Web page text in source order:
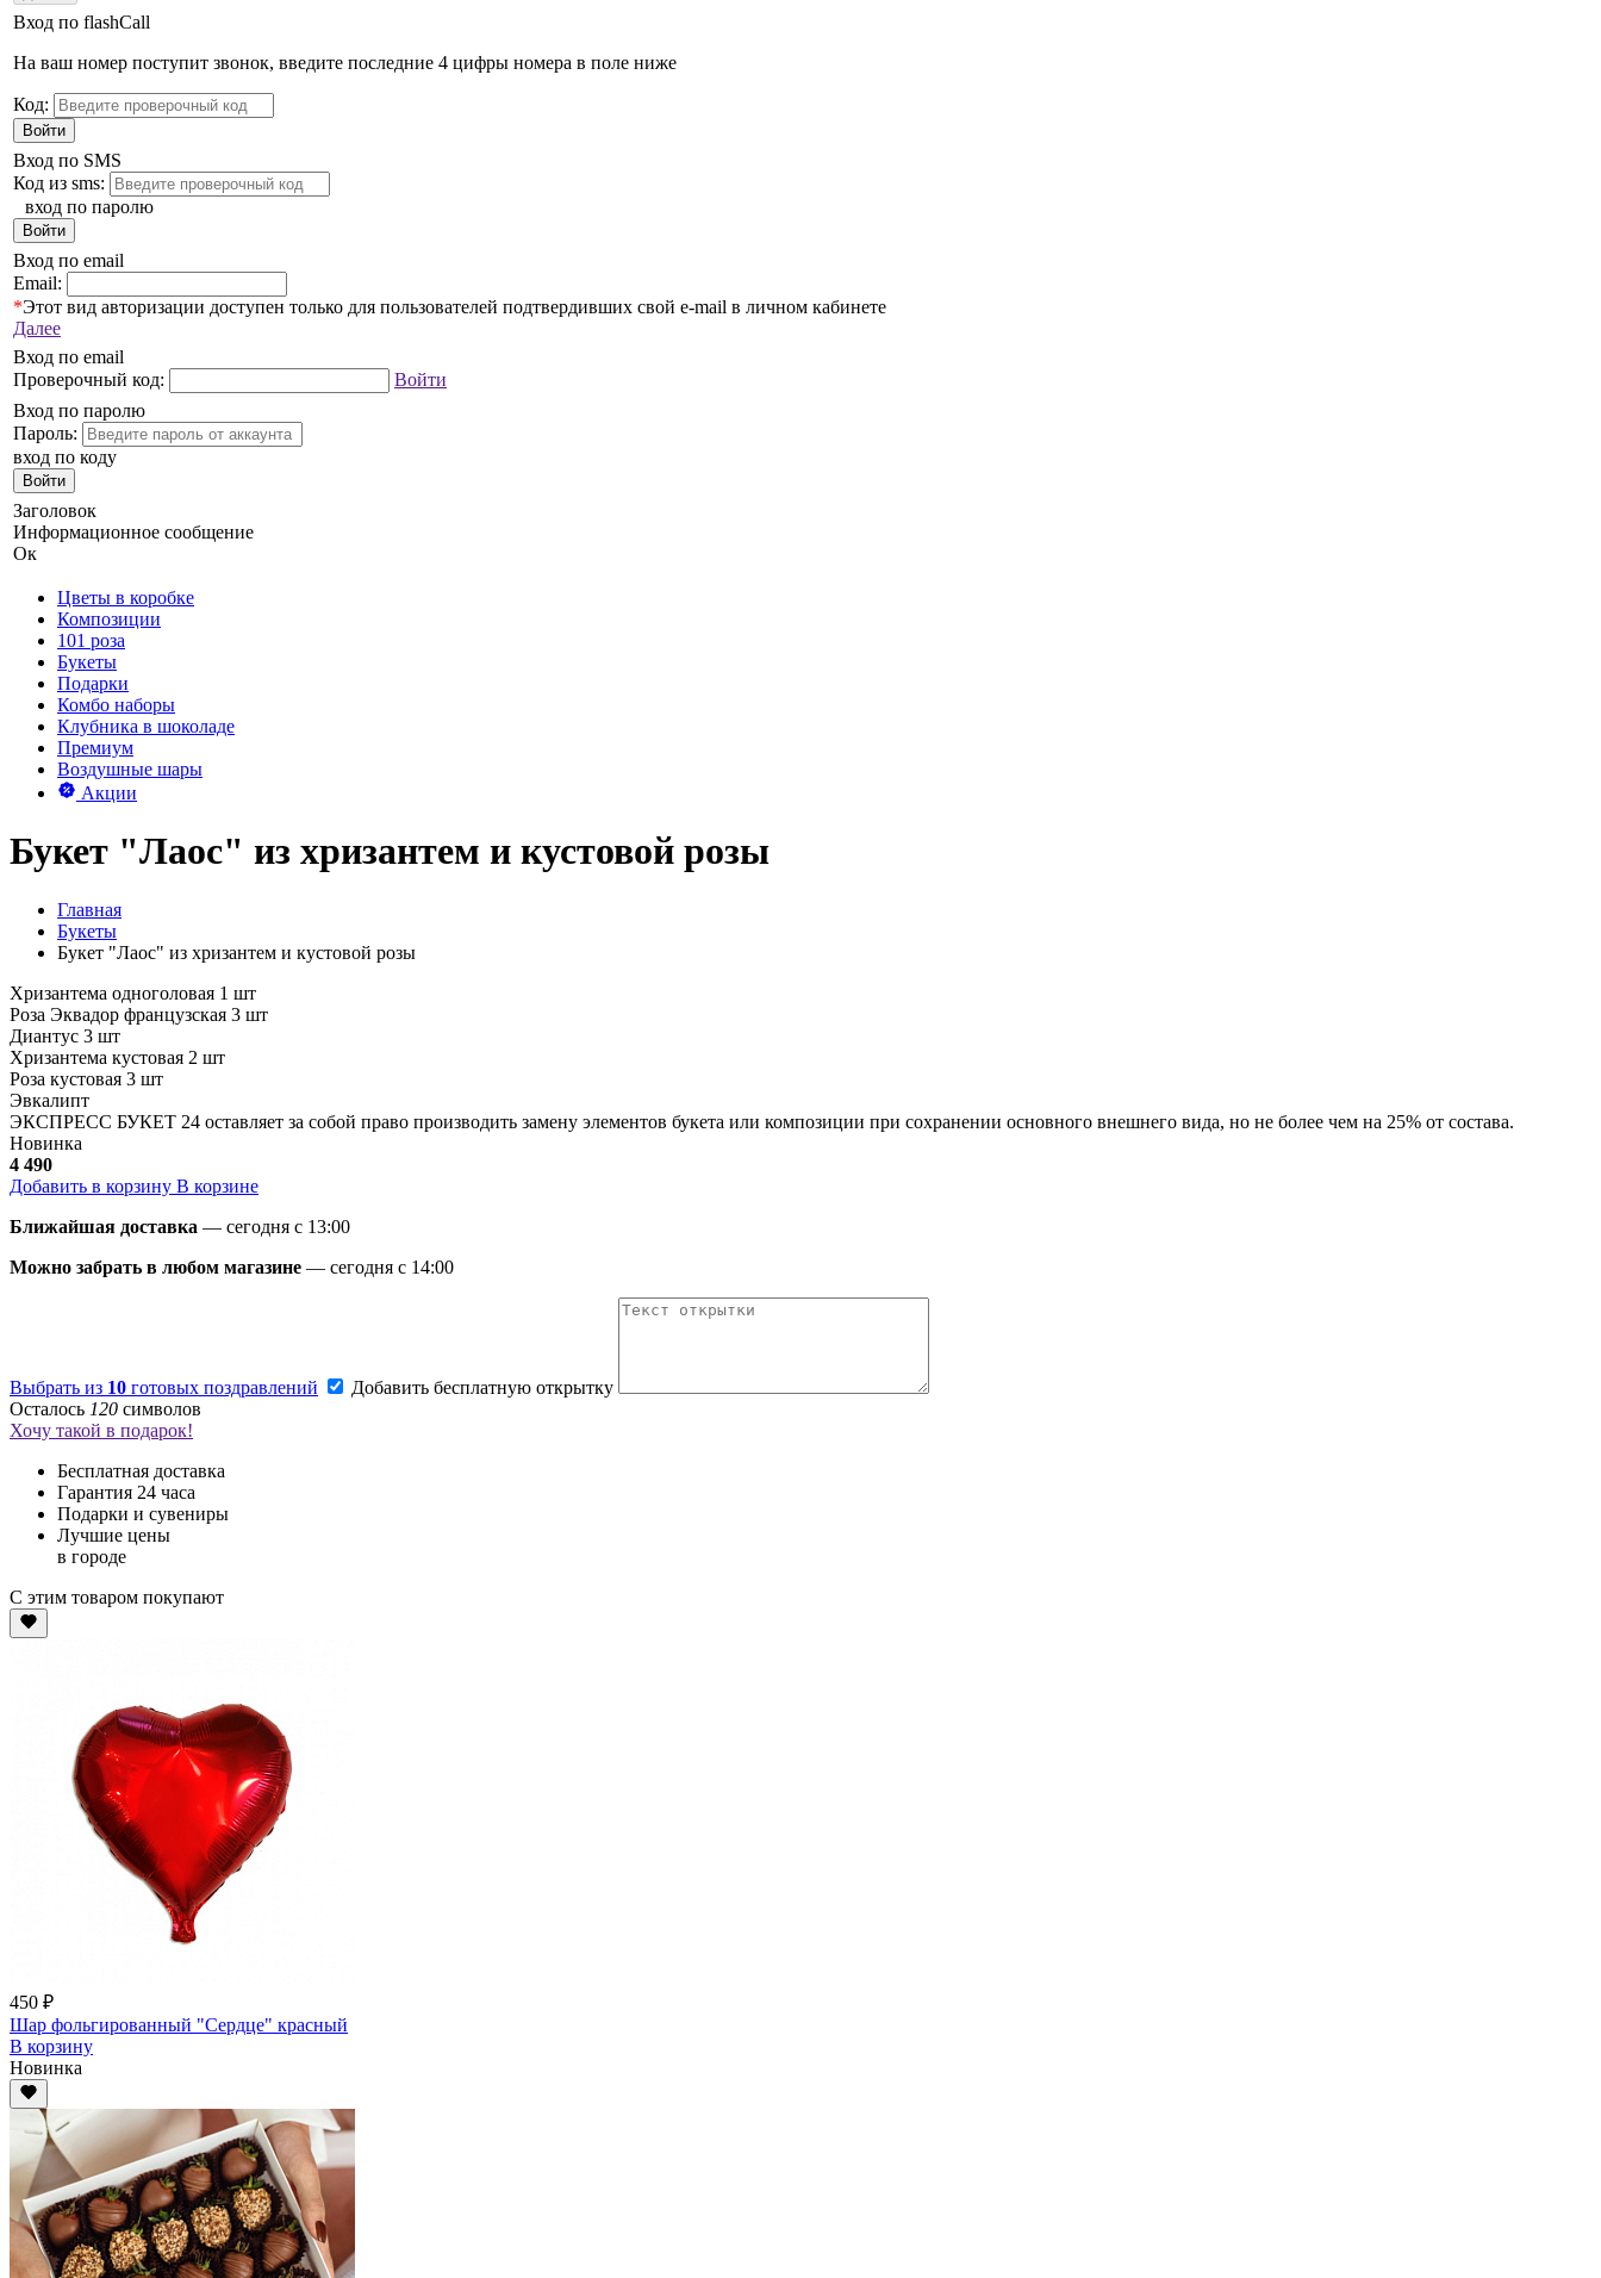
Вход по flashCall
На ваш номер поступит звонок, введите последние 4 цифры номера в поле ниже
Код:
Войти
Вход по SMS
Код из sms:
вход по паролю
Войти
Вход по email
Email:
*Этот вид авторизации доступен только для пользователей подтвердивших свой e-mail в личном кабинете
Далее
Вход по email
Проверочный код:
Войти
Вход по паролю
Пароль:
вход по коду
Войти
Заголовок
Информационное сообщение
Ок
Цветы в коробке
Композиции
101 роза
Букеты
Подарки
Комбо наборы
Клубника в шоколаде
Премиум
Воздушные шары
Акции
Букет "Лаос" из хризантем и кустовой розы
Главная
Букеты
Букет "Лаос" из хризантем и кустовой розы
Хризантема одноголовая 1 шт
Роза Эквадор французская 3 шт
Диантус 3 шт
Хризантема кустовая 2 шт
Роза кустовая 3 шт
Эвкалипт
ЭКСПРЕСС БУКЕТ 24 оставляет за собой право производить замену элементов букета или композиции при сохранении основного внешнего вида, но не более чем на 25% от состава.
Новинка
4 490
Добавить в корзину В корзине
Ближайшая доставка — сегодня c 13:00
Можно забрать в любом магазине — сегодня c 14:00
Выбрать из 10 готовых поздравлений
Добавить бесплатную открытку
Осталось 120 символов
Хочу такой в подарок!
Бесплатная доставка
Гарантия 24 часа
Подарки и сувениры
Лучшие цены
в городе
С этим товаром покупают
450 ₽
Шар фольгированный "Сердце" красный
В корзину
Новинка